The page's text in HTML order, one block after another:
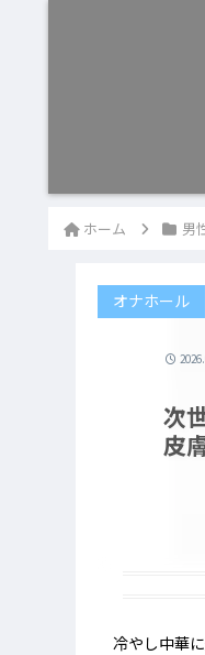
ホーム 男
次
皮
オナホール
冷やし中華